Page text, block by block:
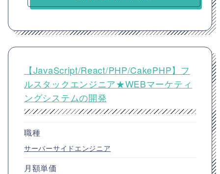
【JavaScript/React/PHP/CakePHP】フ
ルスタックエンジニア★WEBマーケティ
ングシステムの開発
職種
サーバーサイドエンジニア
月額単価